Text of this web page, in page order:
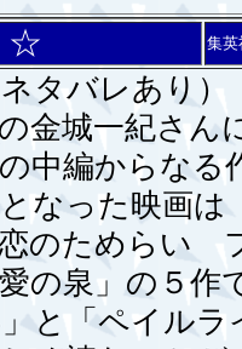
☆ 集英
タバレあり）
金城一紀さん
中編からなる
なった映画は
のためらい
の泉」の５作
と「ペイル